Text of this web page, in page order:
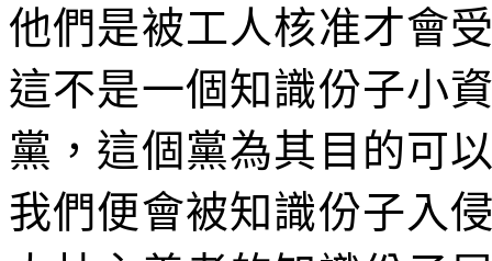
他們是被工人核准才會
這不是一個知識份子小
黨，這個黨為其目的可
我們便會被知識份子入